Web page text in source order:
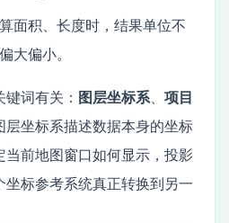
面积、长度时，结果单位不
大偏小。
词有关： 图层坐标系、 项目
层坐标系描述数据本身的坐标
前地图窗口如何显示，投影
标参考系统真正转换到另一